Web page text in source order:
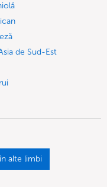
de Sud-Est
alte limbi